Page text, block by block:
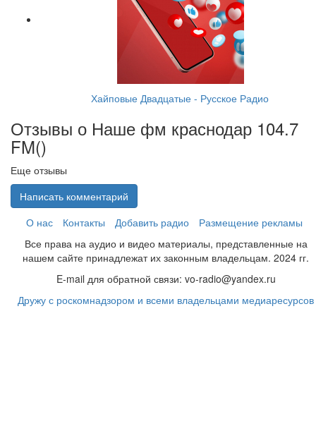
Хайповые Двадцатые - Русское Радио
Отзывы о Наше фм краснодар 104.7
FM()
Еще отзывы
Написать комментарий
О нас
Контакты Добавить радио
Размещение рекламы
Все права на аудио и видео материалы, представленные на
нашем сайте принадлежат их законным владельцам. 2024 гг.
E-mail для обратной связи: vo-radio@yandex.ru
Дружу с роскомнадзором и всеми владельцами медиаресурсов